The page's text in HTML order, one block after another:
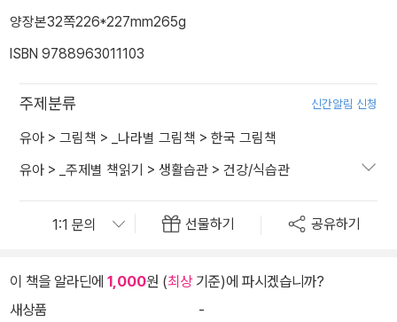
양장본32쪽226*227mm265g
ISBN 9788963011103
주제분류 신간알림 신청
유아 > 그림책 > _나라별 그림책 > 한국 그림책
유아 > _주제별 책읽기 > 생활습관 > 건강/식습관
선물하기 공유하기
이 책을 알라딘에 1,000원 (최상기준)에 파시겠습니까?
새상품
-